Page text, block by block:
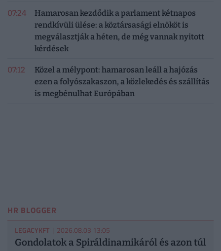
07:24
Hamarosan kezdődik a parlament kétnapos
rendkívüli ülése: a köztársasági elnököt is
megválasztják a héten, de még vannak nyitott
kérdések
07:12
Közel a mélypont: hamarosan leáll a hajózás
ezen a folyószakaszon, a közlekedés és szállítás
is megbénulhat Európában
HR BLOGGER
LEGACYKFT | 2026.08.03 13:05
Gondolatok a Spiráldinamikáról és azon túl